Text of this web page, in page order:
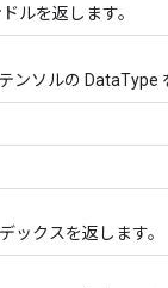
ルを返します。
ンソルの DataType
ックスを返します。